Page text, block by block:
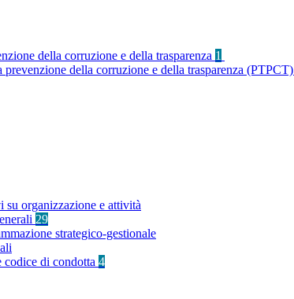
della corruzione e della trasparenza 1
prevenzione della corruzione e della trasparenza (PTPCT)
organizzazione e attività
29
strategico-gestionale
codice di condotta 4